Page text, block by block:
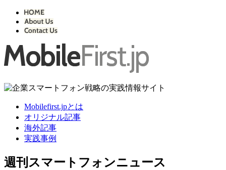
Mobilefirst.jpとは
オリジナル記事
海外記事
実践事例
週刊スマートフォンニュース